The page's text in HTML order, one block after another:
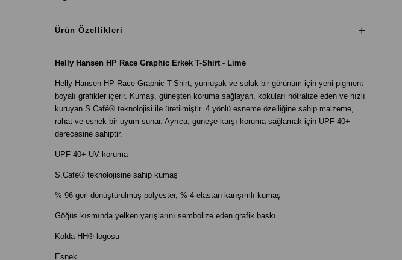
Ürün Özellikleri
Helly Hansen HP Race Graphic Erkek T-Shirt - Lime
Helly Hansen HP Race Graphic T-Shirt, yumuşak ve soluk bir görünüm için yeni pigment
boyalı grafikler içerir. Kumaş, güneşten koruma sağlayan, kokuları nötralize eden ve hızlı
kuruyan S.Café® teknolojisi ile üretilmiştir. 4 yönlü esneme özelliğine sahip malzeme,
rahat ve esnek bir uyum sunar. Ayrıca, güneşe karşı koruma sağlamak için UPF 40+
derecesine sahiptir.
UPF 40+ UV koruma
S.Café® teknolojisine sahip kumaş
% 96 geri dönüştürülmüş polyester, % 4 elastan karışımlı kumaş
Göğüs kısmında yelken yarışlarını sembolize eden grafik baskı
Kolda HH® logosu
Esnek